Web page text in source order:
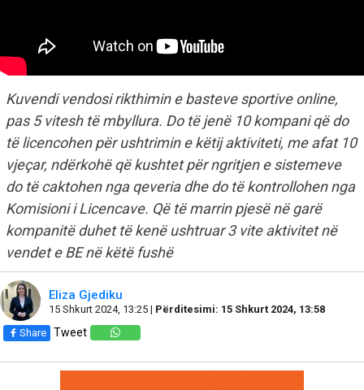
Kuvendi vendosi rikthimin e basteve sportive online,
pas 5 vitesh të mbyllura. Do të jenë 10 kompani që do
të licencohen për ushtrimin e këtij aktiviteti, me afat 10
vjeçar, ndërkohë që kushtet për ngritjen e sistemeve
do të caktohen nga qeveria dhe do të kontrollohen nga
Komisioni i Licencave. Që të marrin pjesë në garë
kompanitë duhet të kenë ushtruar 3 vite aktivitet në
vendet e BE në këtë fushë
Eliza Gjediku
15 Shkurt 2024, 13:25 | Përditesimi: 15 Shkurt 2024, 13:58
Share Tweet